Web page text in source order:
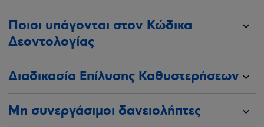
Ποιοι υπάγονται στον Κώδικα
Δεοντολογίας
Διαδικασία Επίλυσης Καθυστερήσεων
Μη συνεργάσιμοι δανειολήπτες